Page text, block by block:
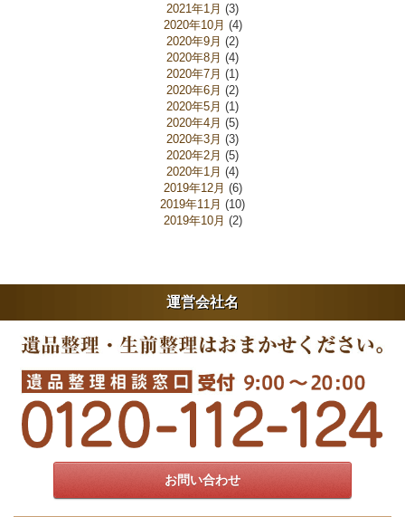
2021年1月 (3)
2020年10月 (4)
2020年9月 (2)
2020年8月 (4)
2020年7月 (1)
2020年6月 (2)
2020年5月 (1)
2020年4月 (5)
2020年3月 (3)
2020年2月 (5)
2020年1月 (4)
2019年12月 (6)
2019年11月 (10)
2019年10月 (2)
運営会社名
お問い合わせ